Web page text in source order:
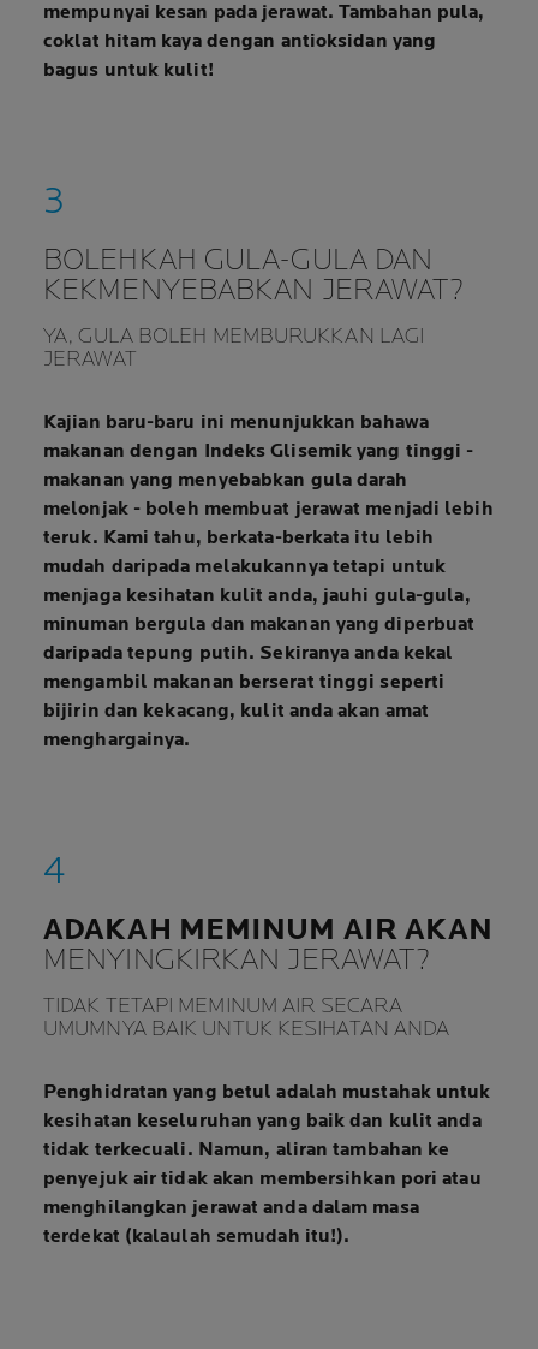
mempunyai kesan pada jerawat. Tambahan pula,
coklat hitam kaya dengan antioksidan yang
bagus untuk kulit!
BOLEHKAH GULA-GULA DAN
KEKMENYEBABKAN JERAWAT?
YA, GULA BOLEH MEMBURUKKAN LAGI
JERAWAT
Kajian baru-baru ini menunjukkan bahawa
makanan dengan Indeks Glisemik yang tinggi -
makanan yang menyebabkan gula darah
melonjak - boleh membuat jerawat menjadi lebih
teruk. Kami tahu, berkata-berkata itu lebih
mudah daripada melakukannya tetapi untuk
menjaga kesihatan kulit anda, jauhi gula-gula,
minuman bergula dan makanan yang diperbuat
daripada tepung putih. Sekiranya anda kekal
mengambil makanan berserat tinggi seperti
bijirin dan kekacang, kulit anda akan amat
menghargainya.
ADAKAH MEMINUM AIR AKAN
MENYINGKIRKAN JERAWAT?
TIDAK TETAPI MEMINUM AIR SECARA
UMUMNYA BAIK UNTUK KESIHATAN ANDA
Penghidratan yang betul adalah mustahak untuk
kesihatan keseluruhan yang baik dan kulit anda
tidak terkecuali. Namun, aliran tambahan ke
penyejuk air tidak akan membersihkan pori atau
menghilangkan jerawat anda dalam masa
terdekat (kalaulah semudah itu!).